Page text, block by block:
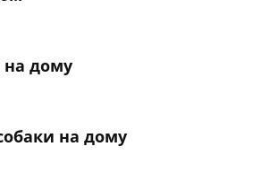
на дому
на дому